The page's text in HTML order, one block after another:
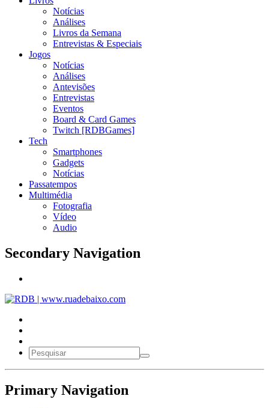
Notícias
Análises
Livros da Semana
Entrevistas & Especiais
Jogos
Notícias
Análises
Antevisões
Entrevistas
Eventos
Board & Card Games
Twitch [RDBGames]
Tech
Smartphones
Gadgets
Notícias
Passatempos
Multimédia
Fotografia
Vídeo
Audio
Secondary Navigation
Primary Navigation